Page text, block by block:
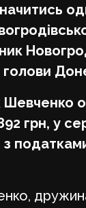
голови
Шевченко
грн, у
з